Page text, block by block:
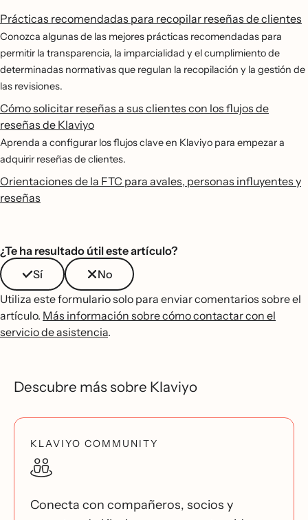
Prácticas recomendadas para recopilar reseñas de clientes
Conozca algunas de las mejores prácticas recomendadas para
permitir la transparencia, la imparcialidad y el cumplimiento de
determinadas normativas que regulan la recopilación y la gestión de
las revisiones.
Cómo solicitar reseñas a sus clientes con los flujos de
reseñas de Klaviyo
Aprenda a configurar los flujos clave en Klaviyo para empezar a
adquirir reseñas de clientes.
Orientaciones de la FTC para avales, personas influyentes y
reseñas
¿Te ha resultado útil este artículo?
Sí
No
Utiliza este formulario solo para enviar comentarios sobre el
artículo. Más información sobre cómo contactar con el
servicio de asistencia.
Descubre más sobre Klaviyo
KLAVIYO COMMUNITY
Conecta con compañeros, socios y